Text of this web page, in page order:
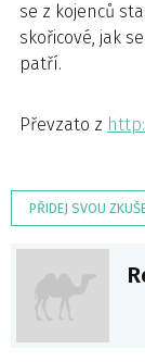
se z kojenců
skořicové, jak
patří.
Převzato z
PŘIDEJ SVOU